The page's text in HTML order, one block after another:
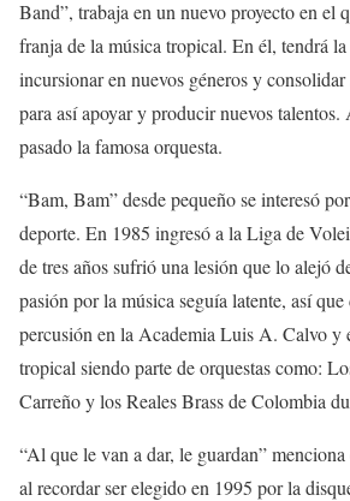
Band”, trabaja en un nuevo proyecto en el
franja de la música tropical. En él, tendrá
incursionar en nuevos géneros y consolidar
para así apoyar y producir nuevos talentos.
pasado la famosa orquesta.
“Bam, Bam” desde pequeño se interesó
deporte. En 1985 ingresó a la Liga de
de tres años sufrió una lesión que lo alejó
pasión por la música seguía latente, así
percusión en la Academia Luis A. Calvo y
tropical siendo parte de orquestas como:
Carreño y los Reales Brass de Colombia
“Al que le van a dar, le guardan”
al recordar ser elegido en 1995 por la